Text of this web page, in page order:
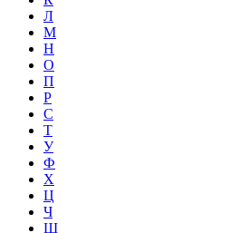
Л
М
Н
О
П
Р
С
Т
У
Ф
Х
Ц
Ч
Ш